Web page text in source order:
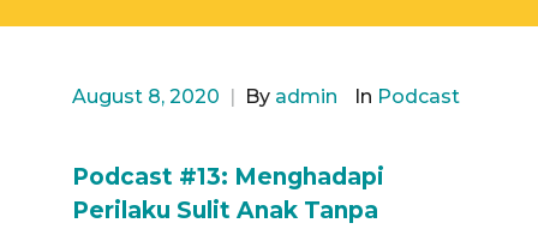
August 8, 2020 | By admin In Podcast
Podcast #13: Menghadapi
Perilaku Sulit Anak Tanpa